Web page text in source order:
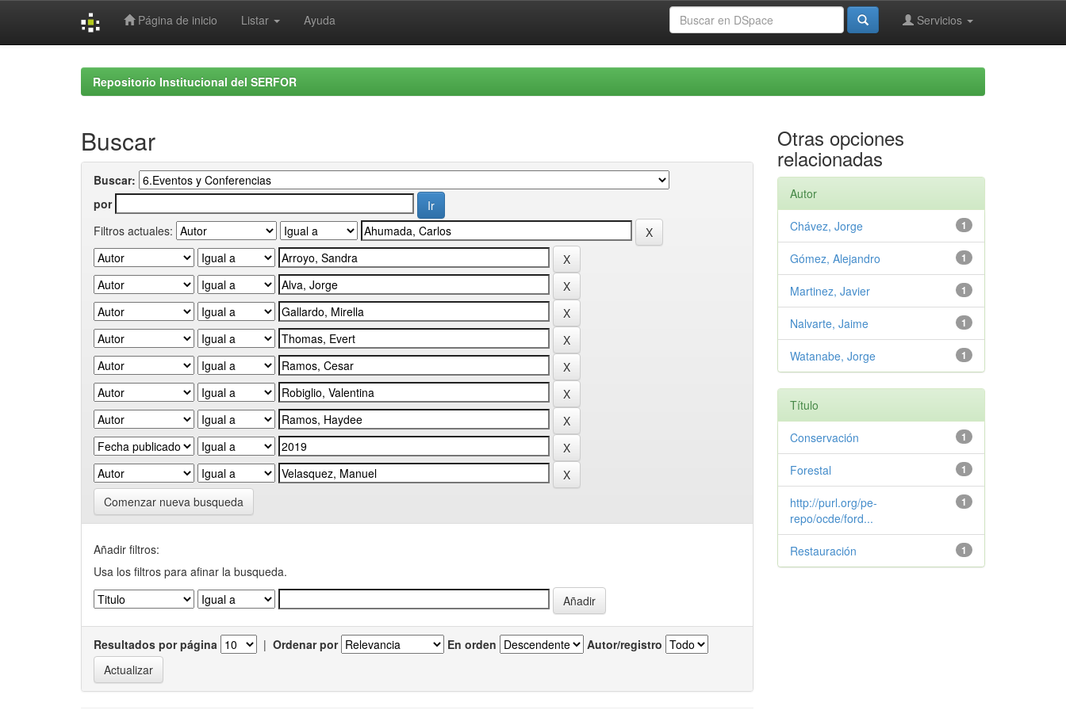
Página de inicio Listar Ayuda Servicios
Repositorio Institucional del SERFOR
Buscar
Buscar:
por
Filtros actuales:
Comenzar nueva busqueda
Añadir filtros:
Usa los filtros para afinar la busqueda.
Resultados por página | Ordenar por En orden Autor/registro
Otras opciones
relacionadas
Autor
1
Chávez, Jorge
1
Gómez, Alejandro
1
Martinez, Javier
1
Nalvarte, Jaime
1
Watanabe, Jorge
Título
1
Conservación
1
Forestal
1
http://purl.org/pe-
repo/ocde/ford...
1
Restauración